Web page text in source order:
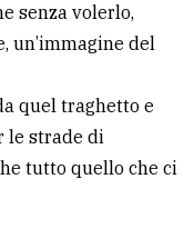
senza volerlo,
un’immagine del
quel traghetto e
le strade di
tutto quello che ci